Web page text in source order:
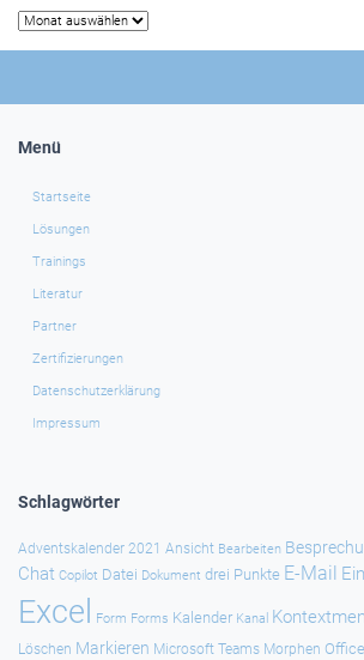
Archiv
Menü
Startseite
Lösungen
Trainings
Literatur
Partner
Zertifizierungen
Datenschutzerklärung
Impressum
Schlagwörter
Adventskalender 2021 Ansicht Bearbeiten
Chat Copilot Datei Dokument drei Punkte E-Mail
Excel Form Forms Kalender Kanal
Löschen Markieren Microsoft Teams Morphen Office